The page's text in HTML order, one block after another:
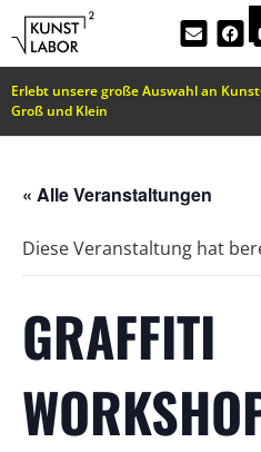
Erlebt unsere große Auswahl an
Groß und Klein
« Alle Veranstaltungen
Diese Veranstaltung hat
GRAFFITI